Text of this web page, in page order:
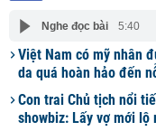
Nghe đọc bài 5:40
Việt Nam có mỹ nhân
da quá hoàn hảo đến
Con trai Chủ tịch nổi
showbiz: Lấy vợ mới